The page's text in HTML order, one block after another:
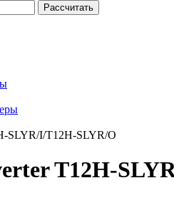
Рассчитать
SLYR/I/T12H-SLYR/O
T12H-